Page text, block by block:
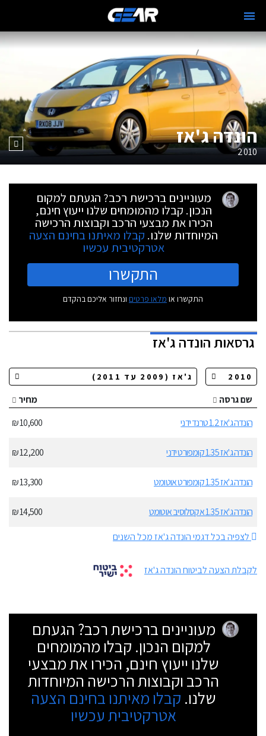
הונדה ג'אז
2010
מעוניינים ברכישת רכב? הגעתם למקום
הנכון. קבלו מהמומחים שלנו ייעוץ חינם,
הכירו את מבצעי הרכב וקבוצות הרכישה
המיוחדות שלנו. קבלו מאיתנו בחינם הצעה
אטרקטיבית עכשיו
התקשרו
התקשרו או מלאו פרטים ונחזור אליכם בהקדם
גרסאותהונדה ג'אז
שם גרסה
מחיר
הונדה ג'אז 1.2 טרנד ידני
10,600 ₪
הונדה ג'אז 1.35 קומפורט ידני 12,200 ₪
הונדה ג'אז 1.35 קומפורט אוטומט 13,300 ₪
הונדה ג'אז 1.35 אקסלוסיב אוטומט
14,500 ₪
לצפיה בכל דגמי הונדה ג'אז מכל השנים
לקבלת הצעה לביטוח הונדה ג'אז
מעוניינים ברכישת רכב? הגעתם
למקום הנכון. קבלו מהמומחים
שלנו ייעוץ חינם, הכירו את מבצעי
הרכב וקבוצות הרכישה המיוחדות
שלנו. קבלו מאיתנו בחינם הצעה
אטרקטיבית עכשיו